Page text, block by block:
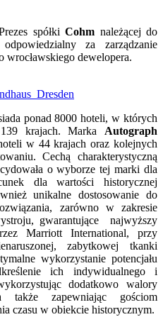
spółki Cohm należącej do
za zarządzanie
dewelopera.
ponad 8000 hoteli, w których
krajach. Marka Autograph
w 44 krajach oraz kolejnych
Cechą charakterystyczną
o wyborze tej marki dla
dla wartości historycznej
unikalne dostosowanie do
zarówno w zakresie
gwarantujące najwyższy
Marriott International, przy
zabytkowej tkanki
wykorzystanie potencjału
ich indywidualnego i
dodatkowo walory
a także zapewniając gościom
czasu w obiekcie historycznym.